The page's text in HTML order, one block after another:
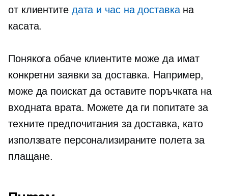
от клиентите дата и час на доставкана
касата.
Понякога обаче клиентите може да имат
конкретни заявки за доставка. Например,
може да поискат да оставите поръчката на
входната врата. Можете да ги попитате за
техните предпочитания за доставка, като
използвате персонализираните полета за
плащане.